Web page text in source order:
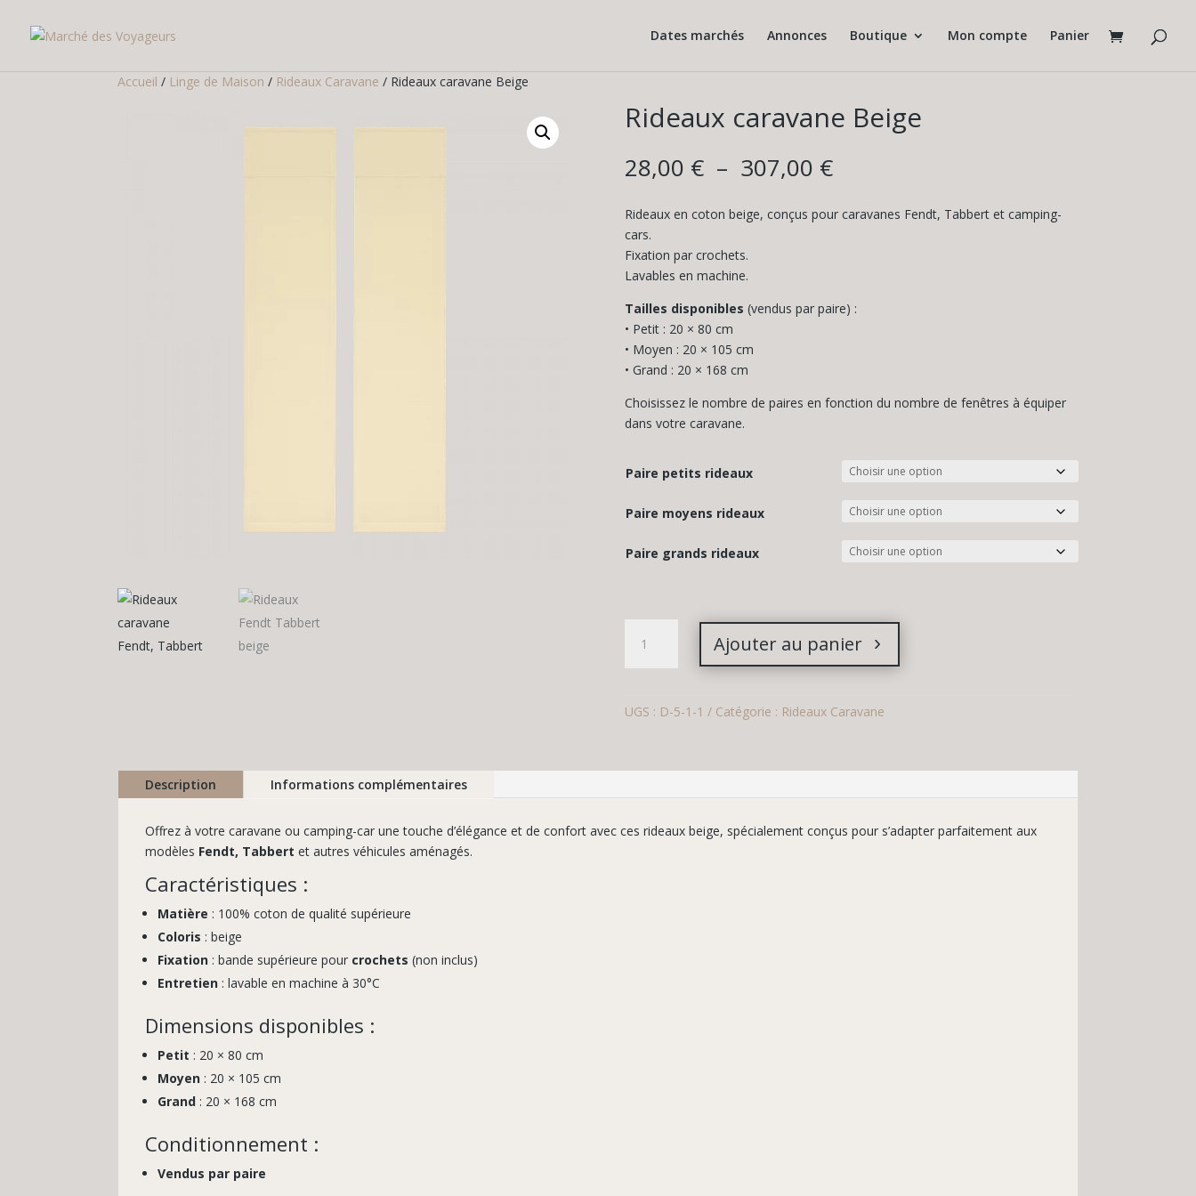
Dates marchés Annonces Boutique Mon compte Panier
Accueil / Linge de Maison / Rideaux Caravane / Rideaux caravane Beige
Rideaux caravane Beige
28,00 € – 307,00 €Plage
de
prix :
28,00 €
Rideaux en coton beige, conçus pour caravanes Fendt, Tabbert et camping-
cars.
Fixation par crochets.
Lavables en machine.
Tailles disponibles (vendus par paire) :
• Petit : 20 × 80 cm
• Moyen : 20 × 105 cm
• Grand : 20 × 168 cm
Choisissez le nombre de paires en fonction du nombre de fenêtres à équiper
dans votre caravane.
Paire petits rideaux
Paire moyens rideaux
Paire grands rideaux
Rideaux
Beige
Ajouter au panier
UGS : D-5-1-1 Catégorie : Rideaux Caravane
Description Informations complémentaires
Offrez à votre caravane ou camping-car une touche d’élégance et de confort avec ces rideaux beige, spécialement conçus pour s’adapter parfaitement aux
modèles Fendt, Tabbert et autres véhicules aménagés.
Caractéristiques :
Matière : 100% coton de qualité supérieure
Coloris : beige
Fixation : bande supérieure pour crochets (non inclus)
Entretien : lavable en machine à 30°C
Dimensions disponibles :
Petit : 20 × 80 cm
Moyen : 20 × 105 cm
Grand : 20 × 168 cm
Conditionnement :
Vendus par paire